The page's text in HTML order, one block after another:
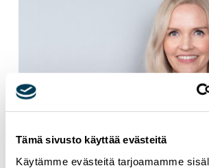
Tämä sivusto käyttää evästeitä
Käytämme evästeitä tarjoamamme